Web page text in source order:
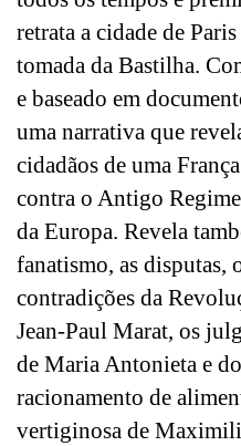
retrata a cidade de
tomada da Bastilha.
e baseado em
uma narrativa que
cidadãos de uma
contra o Antigo
da Europa. Revela
fanatismo, as disputas,
contradições da
Jean-Paul Marat, os
de Maria Antonieta e
racionamento de
vertiginosa de